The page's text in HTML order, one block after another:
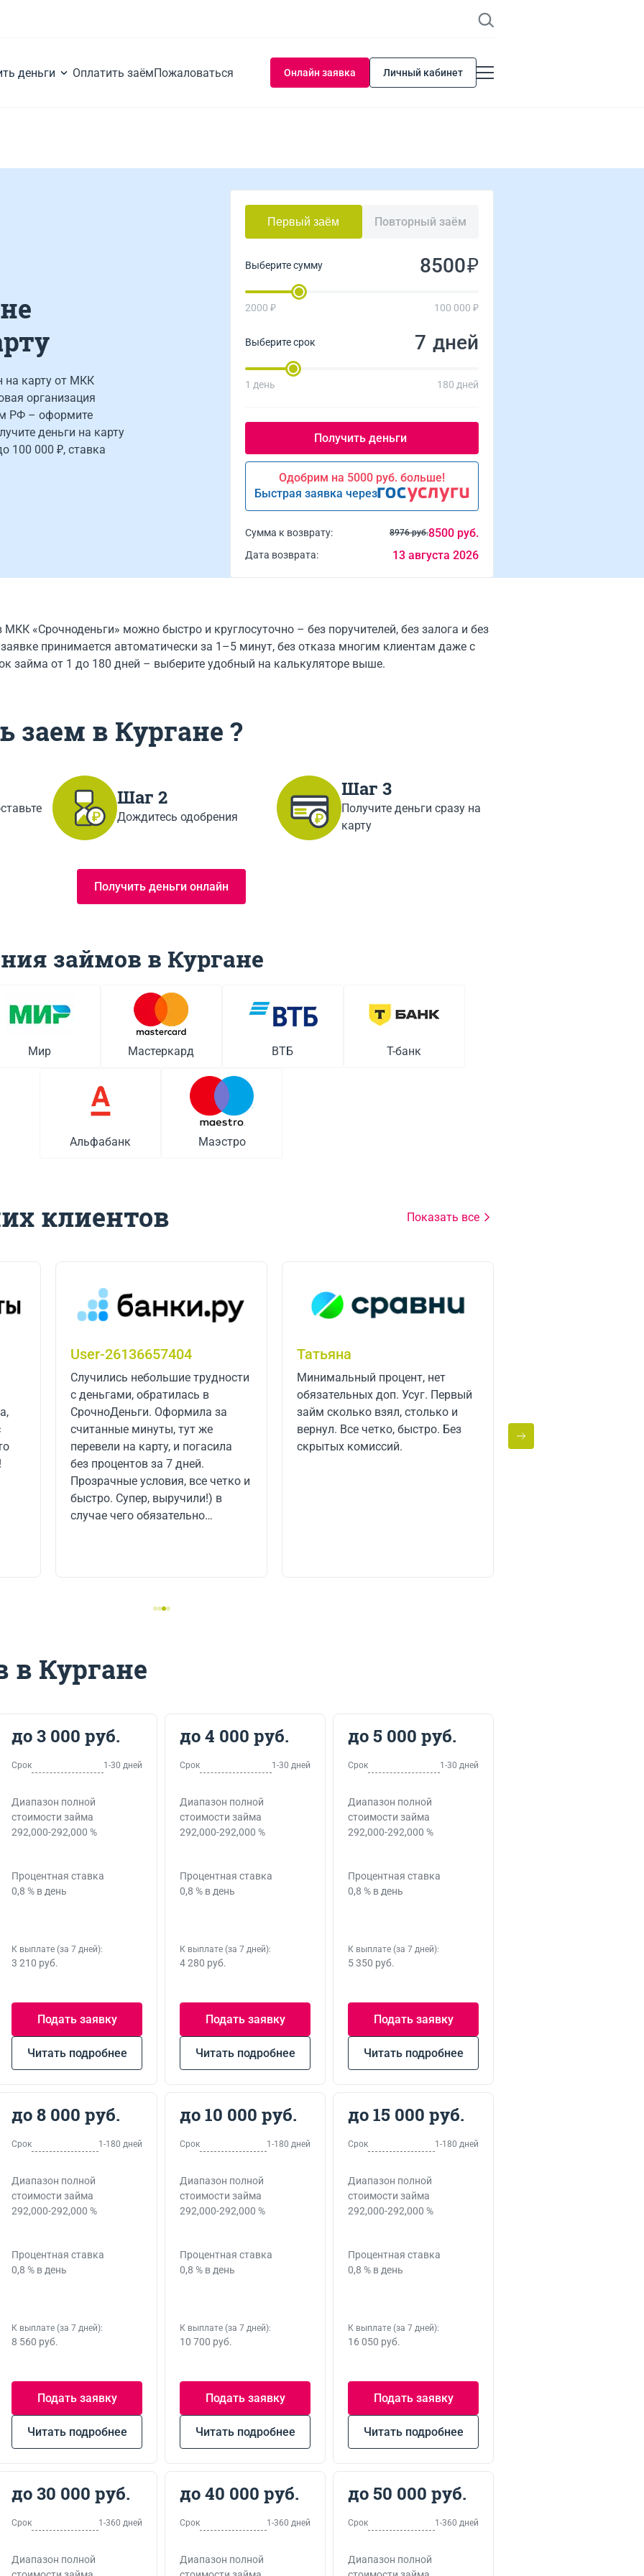
деньги Оплатить заёмПожаловаться Онлайн заявка Личный кабинет
на карту от МКК
организация
РФ – оформите
деньги на карту
100 000 ₽, ставка
Первый заём Повторный заём
Выберите сумму ₽
2000 ₽ 100 000 ₽
Выберите срок дней
1 день 180 дней
Одобрим на 5000 руб. больше!
Быстрая заявка через
Сумма к возврату: 8500 руб.
8976 руб.
Дата возврата: 13 августа 2026
МКК «Срочноденьги» можно быстро и круглосуточно – без поручителей, без залога и без
принимается автоматически за 1–5 минут, без отказа многим клиентам даже с
займа от 1 до 180 дней – выберите удобный на калькуляторе выше.
заем в Кургане ?
Шаг 2
Дождитесь одобрения
Шаг 3
Получите деньги сразу на
карту
Получить деньги онлайн
займов в Кургане
Мир Мастеркард ВТБ Т-банк
Альфабанк Маэстро
клиентов Показать все
и
Татьяна
Минимальный процент, нет
обязательных доп. Усуг. Первый
займ сколько взял, столько и
вернул. Все четко, быстро. Без
скрытых комиссий.
Сергей Кокшаров
Одобрили займ, спасибо
сотрудникам! Выручили!
Удоброе расположение офиса,
рядом с вокзалом. Уезжаю с
Москвы, что очень удобно что
Кургане
до 3 000 руб.
Срок 1-30 дней
Диапазон полной
стоимости займа
292,000-292,000 %
Процентная ставка
0,8 % в день
К выплате (за 7 дней):
3 210 руб.
Подать заявку
Читать подробнее
до 4 000 руб.
Срок 1-30 дней
Диапазон полной
стоимости займа
292,000-292,000 %
Процентная ставка
0,8 % в день
К выплате (за 7 дней):
4 280 руб.
Подать заявку
Читать подробнее
до 5 000 руб.
Срок 1-30 дней
Диапазон полной
стоимости займа
292,000-292,000 %
Процентная ставка
0,8 % в день
К выплате (за 7 дней):
5 350 руб.
Подать заявку
Читать подробнее
до 8 000 руб.
Срок 1-180 дней
Диапазон полной
стоимости займа
292,000-292,000 %
Процентная ставка
0,8 % в день
К выплате (за 7 дней):
8 560 руб.
Подать заявку
Читать подробнее
до 10 000 руб.
Срок 1-180 дней
Диапазон полной
стоимости займа
292,000-292,000 %
Процентная ставка
0,8 % в день
К выплате (за 7 дней):
10 700 руб.
Подать заявку
Читать подробнее
до 15 000 руб.
Срок 1-180 дней
Диапазон полной
стоимости займа
292,000-292,000 %
Процентная ставка
0,8 % в день
К выплате (за 7 дней):
16 050 руб.
Подать заявку
Читать подробнее
до 30 000 руб.
Срок 1-360 дней
Диапазон полной
до 40 000 руб.
Срок 1-360 дней
Диапазон полной
до 50 000 руб.
Срок 1-360 дней
Диапазон полной